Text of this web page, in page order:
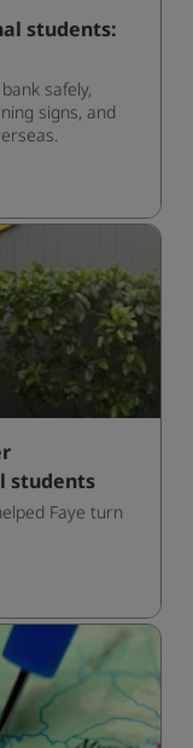
students:
safely,
signs, and
students
Faye turn